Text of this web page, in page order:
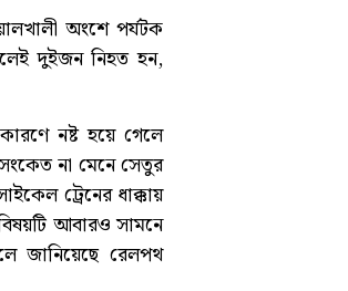
অংশে পর্যটক
দুইজন নিহত হন,
নষ্ট হয়ে গেলে
না মেনে সেতুর
ট্রেনের ধাক্কায়
আবারও সামনে
জানিয়েছে রেলপথ